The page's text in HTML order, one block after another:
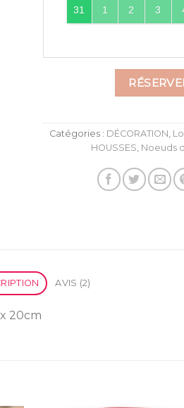
31 1 2 3
Catégories : DÉCORATION
HOUSSES Noeuds
AVIS (2)
20cm